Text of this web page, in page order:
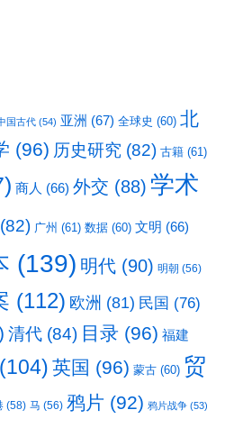
国古代 (54) 亚洲 (67) 全球史 (60) 北
(96) 历史研究 (82) 古籍 (61)
商人 (66) 外交 (88) 学术
(82) 广州 (61) 数据 (60) 文明 (66)
(139) 明代 (90) 明朝 (56)
(112) 欧洲 (81) 民国 (76)
清代 (84) 目录 (96) 福建
(104) 英国 (96) 蒙古 (60) 贸
(58) 马 (56) 鸦片 (92) 鸦片战争 (53)